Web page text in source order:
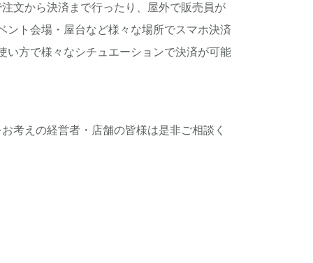
文から決済まで行ったり、屋外で販売員が
ント会場・屋台など様々な場所でスマホ決済
い方で様々なシチュエーションで決済が可能
考えの経営者・店舗の皆様は是非ご相談く